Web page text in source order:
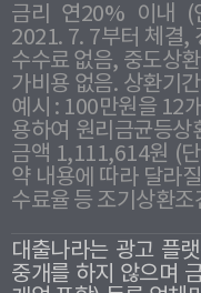
금리 연20% 이내 (
2021. 7. 7부터 체결,
수수료 없음, 중도상
가비용 없음. 상환기
예시 : 100만원을 12
용하여 원리금균등
금액 1,111,614원 (
약 내용에 따라 달라
수료율 등 조기상환조
대출나라는 광고 플
중개를 하지 않으며